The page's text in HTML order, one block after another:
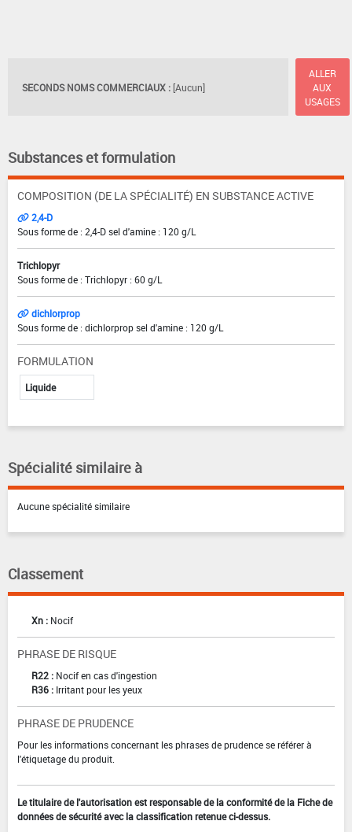
SECONDS NOMS COMMERCIAUX : [Aucun]
ALLER
AUX
USAGES
Substances et formulation
COMPOSITION (DE LA SPÉCIALITÉ) EN SUBSTANCE ACTIVE
2,4-D
Sous forme de : 2,4-D sel d'amine : 120 g/L
Trichlopyr
Sous forme de : Trichlopyr : 60 g/L
dichlorprop
Sous forme de : dichlorprop sel d'amine : 120 g/L
FORMULATION
Liquide
Spécialité similaire à
Aucune spécialité similaire
Classement
Xn : Nocif
PHRASE DE RISQUE
R22 : Nocif en cas d'ingestion
R36 : Irritant pour les yeux
PHRASE DE PRUDENCE
Pour les informations concernant les phrases de prudence se référer à
l'étiquetage du produit.
Le titulaire de l'autorisation est responsable de la conformité de la Fiche de
données de sécurité avec la classification retenue ci-dessus.